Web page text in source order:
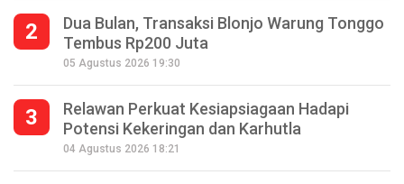
2
Dua Bulan, Transaksi Blonjo Warung Tonggo
Tembus Rp200 Juta
05 Agustus 2026 19:30
3
Relawan Perkuat Kesiapsiagaan Hadapi
Potensi Kekeringan dan Karhutla
04 Agustus 2026 18:21